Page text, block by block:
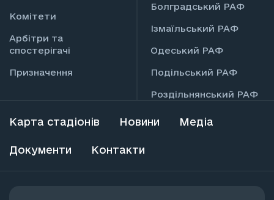
Комітети
Арбітри та
спостерігачі
Призначення
Болградський РАФ
Ізмаїльський РАФ
Одеський РАФ
Подільський РАФ
Роздільнянський РАФ
Карта стадіонів Новини Медіа
Документи Контакти